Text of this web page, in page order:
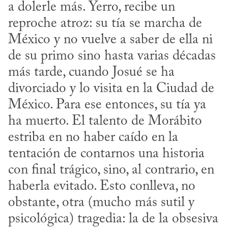
a dolerle más. Yerro, recibe un
reproche atroz: su tía se marcha de
México y no vuelve a saber de ella ni
de su primo sino hasta varias décadas
más tarde, cuando Josué se ha
divorciado y lo visita en la Ciudad de
México. Para ese entonces, su tía ya
ha muerto. El talento de Morábito
estriba en no haber caído en la
tentación de contarnos una historia
con final trágico, sino, al contrario, en
haberla evitado. Esto conlleva, no
obstante, otra (mucho más sutil y
psicológica) tragedia: la de la obsesiva